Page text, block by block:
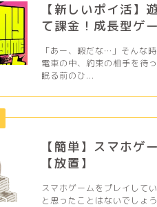
【新しいポイ活】
て課金！成長型ゲ
「あー、暇だな…」そんな
電車の中、約束の相手を待
眠る前のひ...
【簡単】スマホゲ
【放置】
スマホゲームをプレイして
と思ったことはないでしょ